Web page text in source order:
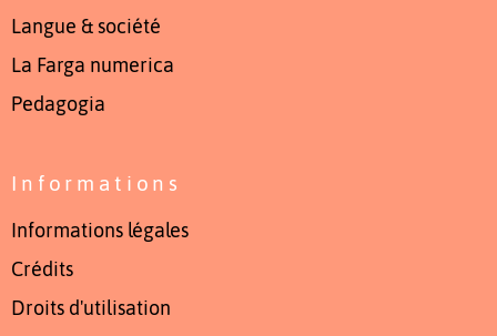
Langue & société
La Farga numerica
Pedagogia
Informations
Informations légales
Crédits
Droits d'utilisation